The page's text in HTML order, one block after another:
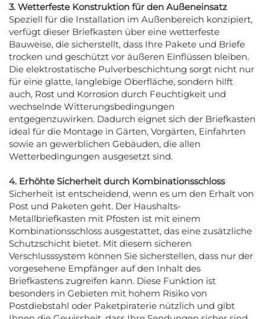
3. Wetterfeste Konstruktion für den Außeneinsatz
Speziell für die Installation im Außenbereich konzipiert,
verfügt dieser Briefkasten über eine wetterfeste
Bauweise, die sicherstellt, dass Ihre Pakete und Briefe
trocken und geschützt vor äußeren Einflüssen bleiben.
Die elektrostatische Pulverbeschichtung sorgt nicht nur
für eine glatte, langlebige Oberfläche, sondern hilft
auch, Rost und Korrosion durch Feuchtigkeit und
wechselnde Witterungsbedingungen
entgegenzuwirken. Dadurch eignet sich der Briefkasten
ideal für die Montage in Gärten, Vorgärten, Einfahrten
sowie an gewerblichen Gebäuden, die allen
Wetterbedingungen ausgesetzt sind.
4. Erhöhte Sicherheit durch Kombinationsschloss
Sicherheit ist entscheidend, wenn es um den Erhalt von
Post und Paketen geht. Der Haushalts-
Metallbriefkasten mit Pfosten ist mit einem
Kombinationsschloss ausgestattet, das eine zusätzliche
Schutzschicht bietet. Mit diesem sicheren
Verschlusssystem können Sie sicherstellen, dass nur der
vorgesehene Empfänger auf den Inhalt des
Briefkastens zugreifen kann. Diese Funktion ist
besonders in Gebieten mit hohem Risiko von
Postdiebstahl oder Paketpiraterie nützlich und gibt